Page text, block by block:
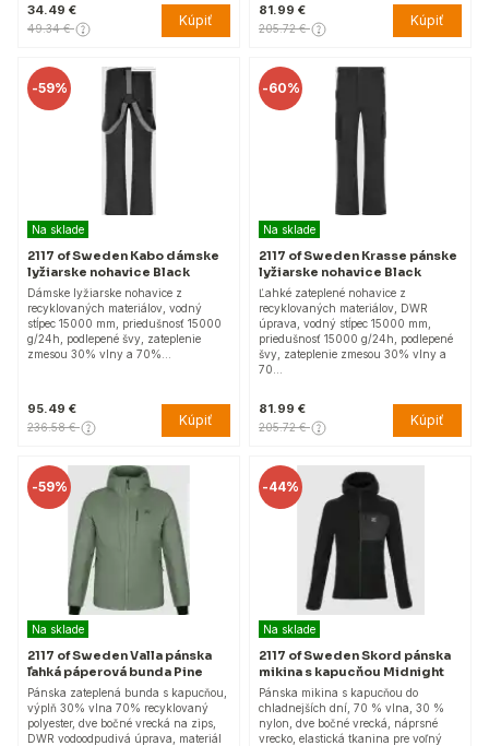
34.49 €
49.34 € Kúpiť
81.99 €
205.72 € Kúpiť
-59%
Na sklade
2117 of Sweden Kabo dámske
lyžiarske nohavice Black
Dámske lyžiarske nohavice z
recyklovaných materiálov, vodný
stĺpec 15000 mm, priedušnosť 15000
g/24h, podlepené švy, zateplenie
zmesou 30% vlny a 70%…
95.49 €
236.58 € Kúpiť
-60%
Na sklade
2117 of Sweden Krasse pánske
lyžiarske nohavice Black
Ľahké zateplené nohavice z
recyklovaných materiálov, DWR
úprava, vodný stĺpec 15000 mm,
priedušnosť 15000 g/24h, podlepené
švy, zateplenie zmesou 30% vlny a
70…
81.99 €
205.72 € Kúpiť
-59%
Na sklade
2117 of Sweden Valla pánska
ľahká páperová bunda Pine
Pánska zateplená bunda s kapucňou,
výplň 30% vlna 70% recyklovaný
polyester, dve bočné vrecká na zips,
DWR vodoodpudivá úprava, materiál
-44%
Na sklade
2117 of Sweden Skord pánska
mikina s kapucňou Midnight
Pánska mikina s kapucňou do
chladnejších dní, 70 % vlna, 30 %
nylon, dve bočné vrecká, náprsné
vrecko, elastická tkanina pre voľný